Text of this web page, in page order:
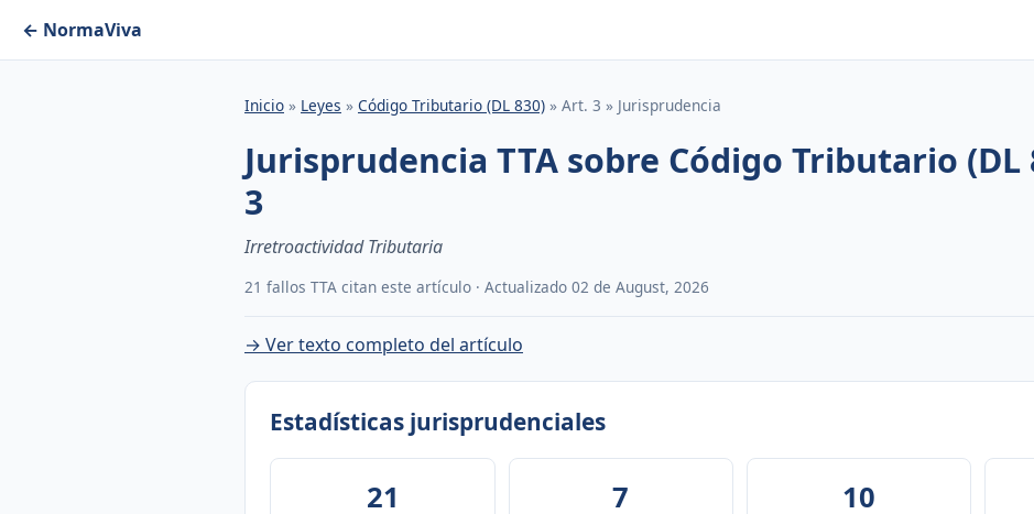
← NormaViva
Inicio » Leyes » Código Tributario (DL 830) » Art. 3 » Jurisprudencia
Jurisprudencia TTA sobre Código Tributario
3
Irretroactividad Tributaria
21 fallos TTA citan este artículo · Actualizado 02 de August, 2026
→ Ver texto completo del artículo
Estadísticas jurisprudenciales
21 7 10